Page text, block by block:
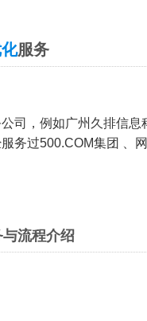
服务
公司，例如广州久排信
务过500.COM集团 、
流程介绍